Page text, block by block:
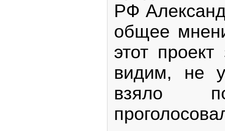
РФ
общее
этот
видим, не
взяло